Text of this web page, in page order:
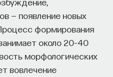
— появление новых
формирования
около 20–40
морфологических
вовлечение